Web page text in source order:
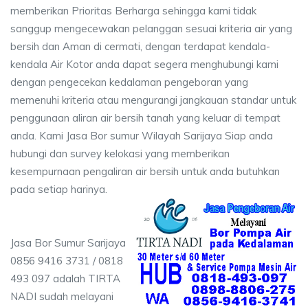
memberikan Prioritas Berharga sehingga kami tidak
sanggup mengecewakan pelanggan sesuai kriteria air yang
bersih dan Aman di cermati, dengan terdapat kendala-
kendala Air Kotor anda dapat segera menghubungi kami
dengan pengecekan kedalaman pengeboran yang
memenuhi kriteria atau mengurangi jangkauan standar untuk
penggunaan aliran air bersih tanah yang keluar di tempat
anda. Kami Jasa Bor sumur Wilayah Sarijaya Siap anda
hubungi dan survey kelokasi yang memberikan
kesempurnaan pengaliran air bersih untuk anda butuhkan
pada setiap harinya.
Jasa Bor Sumur Sarijaya
0856 9416 3731 / 0818
493 097 adalah TIRTA
NADI sudah melayani